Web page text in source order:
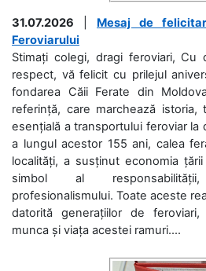
31.07.2026
Mesaj de
Feroviarului
Stimați colegi, dragi feroviari, Cu
respect, vă felicit cu prilejul
fondarea Căii Ferate din
referință, care marchează istoria,
esențială a transportului feroviar la
a lungul acestor 155 ani, calea
localități, a susținut economia
simbol al
profesionalismului. Toate aceste
datorită generațiilor de
munca și viața acestei ramuri....